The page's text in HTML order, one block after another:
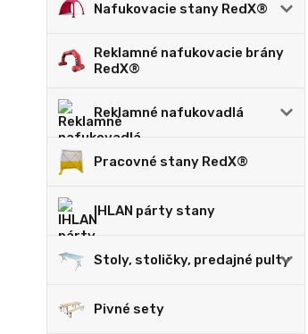
Nafukovacie stany RedX®
Reklamné nafukovacie brány
RedX®
Reklamné nafukovadlá
Pracovné stany RedX®
IHLAN párty stany
Stoly, stoličky, predajné pulty
Pivné sety